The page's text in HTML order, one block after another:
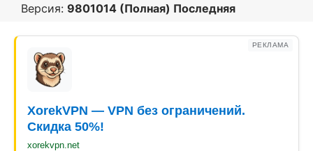
Версия: 9801014 (Полная) Последняя
РЕКЛАМА
XorekVPN — VPN без ограничений.
Скидка 50%!
xorekvpn.net